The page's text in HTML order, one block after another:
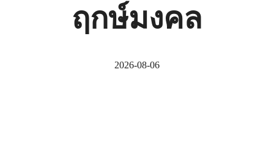
ฤกษ์มงคล
2026-08-06